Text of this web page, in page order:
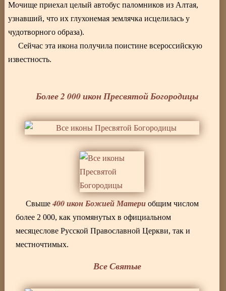
Мочище приехал целый автобус паломников из Алтая,
узнавший, что их глухонемая землячка исцелилась у
чудотворного образа).
Сейчас эта икона получила поистине всероссийскую
известность.
Более 2 000 икон Пресвятой Богородицы
Свыше400 икон Божией Матери общим числом
более 2 000, как упомянутых в официальном
месяцеслове Русской Православной Церкви, так и
местночтимых.
Все Святые